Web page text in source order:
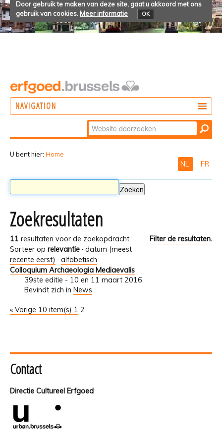
Door gebruik te maken van deze site, gaat u akkoord met ons
gebruik van cookies. Meer informatie OK
NAVIGATION
Zoek
Geavanceerd
U bent hier: Home
NL FR
Zoekresultaten
11 resultaten voor de zoekopdracht.
Filter de resultaten.
Sorteer op relevantie · datum (meest
recente eerst) · alfabetisch
Colloquium Archaeologia Mediaevalis
39ste editie - 10 en 11 maart 2016
Bevindt zich in News
« Vorige 10 item(s) 1 2
Contact
Directie Cultureel Erfgoed